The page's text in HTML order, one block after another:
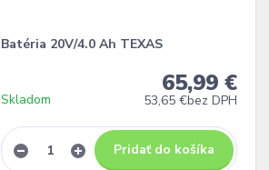
Batéria 20V/4.0 Ah TEXAS
65,99 €
53,65 €bez DPH
Skladom
Pridať do košíka